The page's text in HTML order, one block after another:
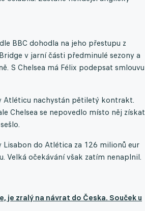
BBC dohodla na jeho přestupu z
v jarní části předminulé sezony a
S Chelsea má Félix podepsat smlouvu
Atléticu nachystán pětiletý kontrakt.
Chelsea se nepovedlo místo něj získat
do Atlética za 126 milionů eur
Velká očekávání však zatím nenaplnil.
je zralý na návrat do Česka. Souček u